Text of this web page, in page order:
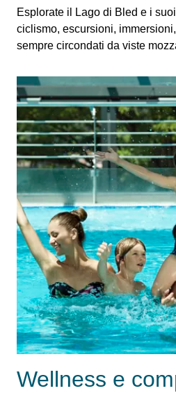
Esplorate il Lago di Bled e i
ciclismo, escursioni,
sempre circondati da viste
Wellness e